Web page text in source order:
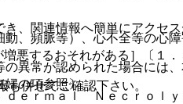
するおそれがある］〔１
の項参照〕。
頻脈等）、心不全等の心
異常が認められた場合には
ｅｒｍａｌ Ｎｅｃｒｏｌ
、関連情報へ簡単にアクセス
併せてご確認下さい。